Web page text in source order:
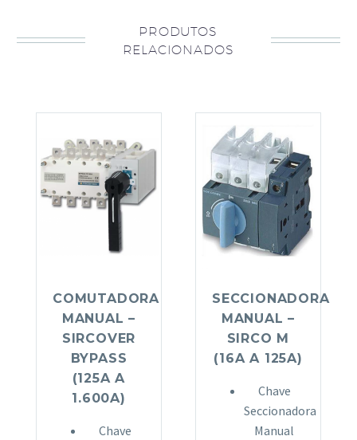
PRODUTOS
RELACIONADOS
COMUTADORA
MANUAL –
SIRCOVER
BYPASS
(125A A
1.600A)
Chave
SECCIONADORA
MANUAL –
SIRCO M
(16A A 125A)
Chave
Seccionadora
Manual